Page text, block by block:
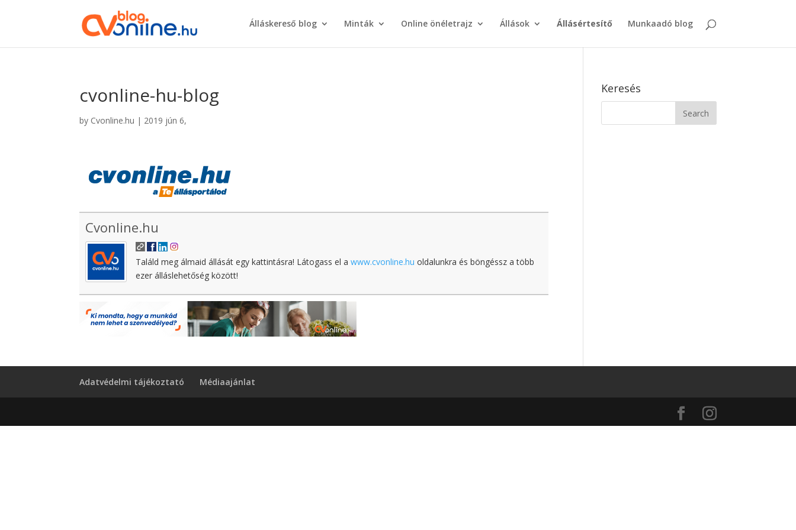
Álláskereső blog Minták Online önéletrajz Állások Állásértesítő Munkaadó blog
cvonline-hu-blog
by Cvonline.hu | 2019 jún 6,
Cvonline.hu
Találd meg álmaid állását egy kattintásra! Látogass el awww.cvonline.hu oldalunkra és böngéssz a több
ezer álláslehetőség között!
Keresés
Adatvédelmi tájékoztató Médiaajánlat